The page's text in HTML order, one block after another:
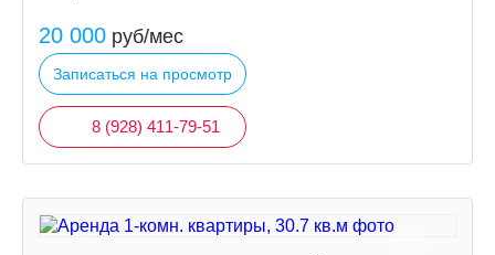
20 000 руб/мес
Записаться на просмотр
8 (928) 411-79-51